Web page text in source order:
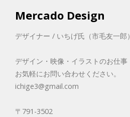
Mercado Design
デザイナー / いちげ氏（市毛友一郎）
デザイン・映像・イラストのお仕事
お気軽にお問い合わせください。
ichige3@gmail.com
〒791-3502